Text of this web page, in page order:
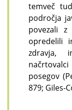
temveč
področja
povezali
opredelili
zdravja,
posegov
879; Giles-